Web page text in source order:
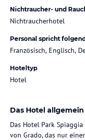
Nichtraucher- und
Nichtraucherhotel
Personal spricht
Französisch, Englisch,
Hoteltyp
Hotel
Das Hotel allgemein
Das Hotel Park
von Grado, das nur